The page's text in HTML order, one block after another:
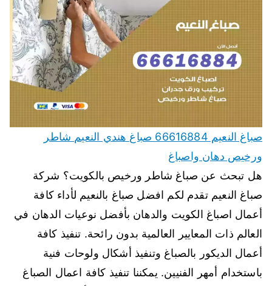
صباغ النعيم 66616884 صباغ هندي النعيم شاطر
ورخيص دهان واصباغ
هل تبحث عن صباغ شاطر ورخيص بالكويت؟ شركة
صباغ النعيم تقدم لكم افضل صباغ بالنعيم لأداء كافة
أعمال اصباغ الكويت والدهان بأفضل نوعيات الدهان في
العالم ذات المعايير العالمية بدون رائحة. تنفيذ كافة
أعمال الديكور بالصباغ وتنفيذ أشكال ولوحات فنية
باستخدام أمهر الفنيين. يمكننا تنفيذ كافة اعمال الصباغ